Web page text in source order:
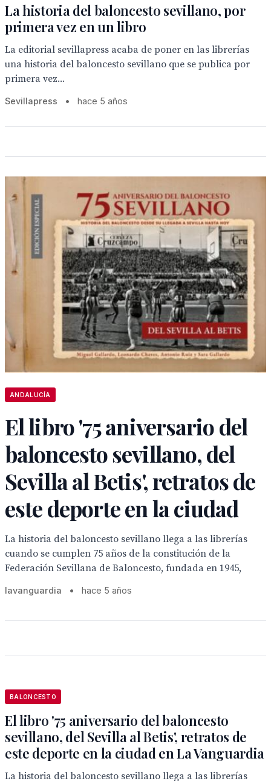
La historia del baloncesto sevillano, por
primera vez en un libro
La editorial sevillapress acaba de poner en las librerías
una historia del baloncesto sevillano que se publica por
primera vez...
Sevillapress • hace 5 años
ANDALUCÍA
El libro '75 aniversario del
baloncesto sevillano, del
Sevilla al Betis', retratos de
este deporte en la ciudad
La historia del baloncesto sevillano llega a las librerías
cuando se cumplen 75 años de la constitución de la
Federación Sevillana de Baloncesto, fundada en 1945,
lavanguardia • hace 5 años
BALONCESTO
El libro '75 aniversario del baloncesto
sevillano, del Sevilla al Betis', retratos de
este deporte en la ciudad en La Vanguardia
La historia del baloncesto sevillano llega a las librerías